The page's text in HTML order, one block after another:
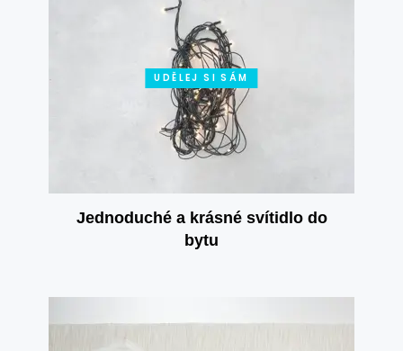
UDĚLEJ SI SÁM
Jednoduché a krásné svítidlo do
bytu